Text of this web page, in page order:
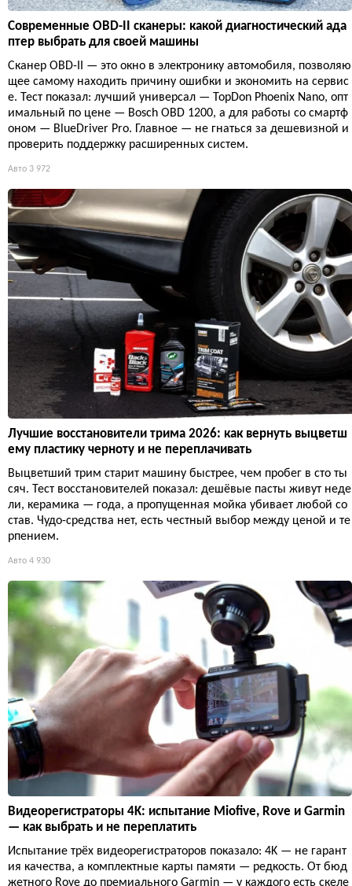
Современные OBD-II сканеры: какой диагностический ада
птер выбрать для своей машины
Сканер OBD-II — это окно в электронику автомобиля, позволяю
щее самому находить причину ошибки и экономить на сервис
е. Тест показал: лучший универсал — TopDon Phoenix Nano, опт
имальный по цене — Bosch OBD 1200, а для работы со смартф
оном — BlueDriver Pro. Главное — не гнаться за дешевизной и
проверить поддержку расширенных систем.
Авто 3 972
Лучшие восстановители трима 2026: как вернуть выцветш
ему пластику черноту и не переплачивать
Выцветший трим старит машину быстрее, чем пробег в сто ты
сяч. Тест восстановителей показал: дешёвые пасты живут неде
ли, керамика — года, а пропущенная мойка убивает любой со
став. Чудо-средства нет, есть честный выбор между ценой и те
рпением.
Авто 4 930
Видеорегистраторы 4K: испытание Miofive, Rove и Garmin
— как выбрать и не переплатить
Испытание трёх видеорегистраторов показало: 4K — не гарант
ия качества, а комплектные карты памяти — редкость. От бюд
жетного Rove до премиального Garmin — у каждого есть скеле